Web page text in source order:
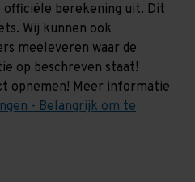
officiële berekening uit. Dit
Wij kunnen ook
meeleveren waar de
op beschreven staat!
opnemen! Meer informatie
- Belangrijk om te